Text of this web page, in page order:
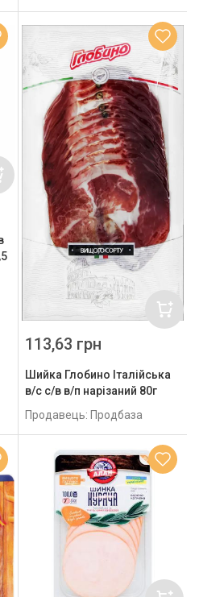
Шийка Глобино Італійська
в/с с/в в/п нарізаний 80г
Продавець: Продбаза
113,63 грн